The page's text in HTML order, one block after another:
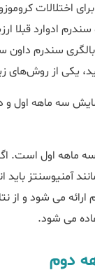
اختلالات
ادوارد قبلا
سندرم داون
یکی از روش‌های
سه ماهه اول و
ماهه اول است.
آمنیوسنتز باید
می شود و از
می شود.
دوم